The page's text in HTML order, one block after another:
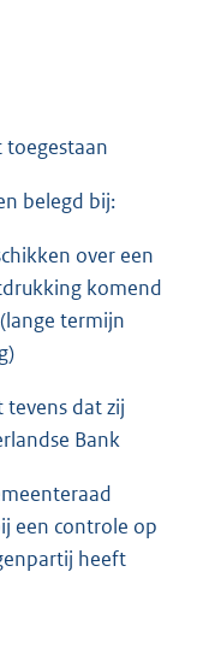
toegestaan
belegd bij:
over een
komend
termijn
tevens dat zij
Bank
een controle op
heeft